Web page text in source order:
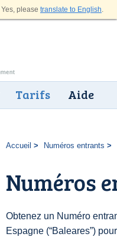
Yes, please translate to English.
Tarifs Aide
Accueil Numéros entrants
Numéros
Obtenez un Numéro
Espagne (“Baleares”)